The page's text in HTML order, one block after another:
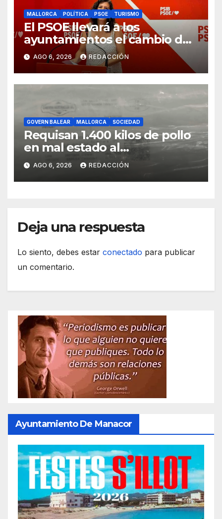
MALLORCA POLÍTICA PSOE TURISMO
El PSOE llevará a los
ayuntamientos el cambio de
modelo turístico y de vivienda
AGO 6, 2026 REDACCIÓN
GOVERN BALEAR MALLORCA SOCIEDAD
Requisan 1.400 kilos de pollo
en mal estado al
transportarse sin refrigerar
AGO 6, 2026 REDACCIÓN
Deja una respuesta
Lo siento, debes estar conectado para publicar
un comentario.
Ayuntamiento De Manacor